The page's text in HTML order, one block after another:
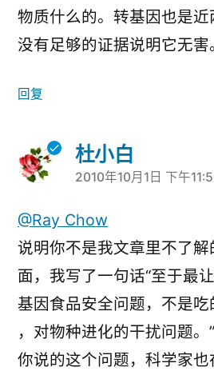
物质什么的。转基因也是
没有足够的证据说明它无害
回复
杜小白
说：
2010年10月1日 下午
@Ray Chow
说明你不是我文章里不了
面，我写了一句话“至于最
基因食品安全问题，不是
，对物种进化的干扰问题。”
你说的这个问题，科学家